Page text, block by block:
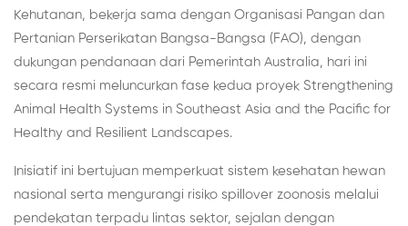
Kehutanan, bekerja sama dengan Organisasi Pangan dan
Pertanian Perserikatan Bangsa-Bangsa (FAO), dengan
dukungan pendanaan dari Pemerintah Australia, hari ini
secara resmi meluncurkan fase kedua proyek Strengthening
Animal Health Systems in Southeast Asia and the Pacific for
Healthy and Resilient Landscapes.
Inisiatif ini bertujuan memperkuat sistem kesehatan hewan
nasional serta mengurangi risiko spillover zoonosis melalui
pendekatan terpadu lintas sektor, sejalan dengan